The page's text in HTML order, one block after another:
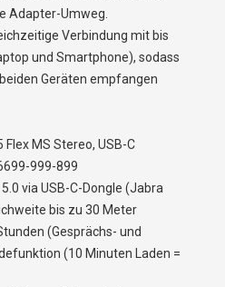
Adapter-Umweg.
Verbindung mit bis
und Smartphone), sodass
Geräten empfangen
Flex MS Stereo, USB-C
999-899
via USB-C-Dongle (Jabra
bis zu 30 Meter
(Gesprächs- und
(10 Minuten Laden =